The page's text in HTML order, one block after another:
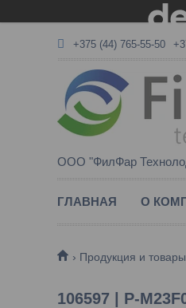
+375 (44) 765-55-50
ООО "ФилФар
ГЛАВНАЯ О
Продукция и товары
106597 | P-